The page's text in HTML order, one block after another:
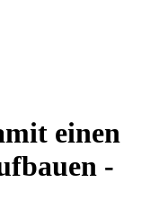
einen
-